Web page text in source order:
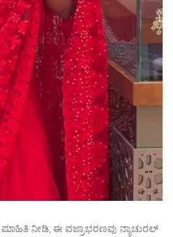
ನೀಡಿ, ಈ ವಜ್ರಾಭರಣವು ನ್ಯಾಚುರಲ್